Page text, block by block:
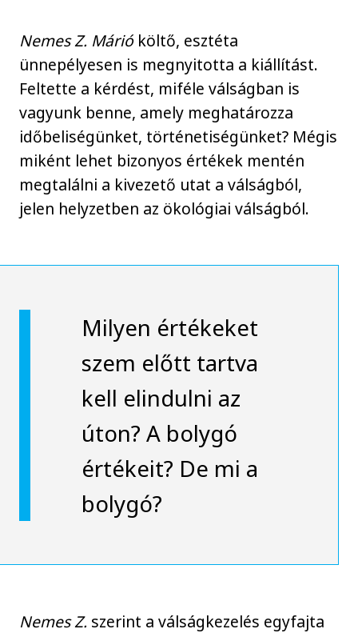
Nemes Z. Márióköltő, esztéta
ünnepélyesen is megnyitotta a kiállítást.
Feltette a kérdést, miféle válságban is
vagyunk benne, amely meghatározza
időbeliségünket, történetiségünket? Mégis
miként lehet bizonyos értékek mentén
megtalálni a kivezető utat a válságból,
jelen helyzetben az ökológiai válságból.
Milyen értékeket
szem előtt tartva
kell elindulni az
úton? A bolygó
értékeit? De mi a
bolygó?
Nemes Z. szerint a válságkezelés egyfajta